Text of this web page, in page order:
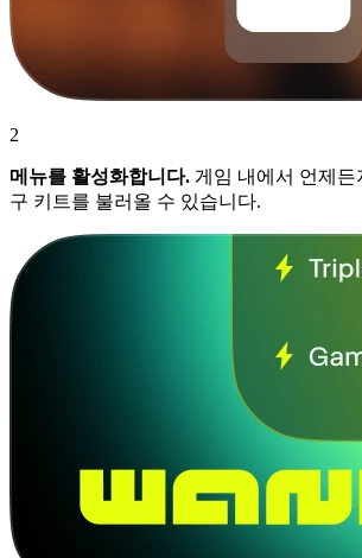
2
메뉴를 활성화합니다. 게임 내에서 언제든
구 키트를 불러올 수 있습니다.